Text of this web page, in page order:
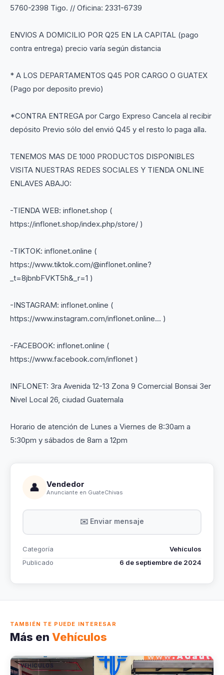
5760-2398 Tigo. // Oficina: 2331-6739
ENVIOS A DOMICILIO POR Q25 EN LA CAPITAL (pago
contra entrega) precio varía según distancia
* A LOS DEPARTAMENTOS Q45 POR CARGO O GUATEX
(Pago por deposito previo)
*CONTRA ENTREGA por Cargo Expreso Cancela al recibir
depósito Previo sólo del envió Q45 y el resto lo paga alla.
TENEMOS MAS DE 1000 PRODUCTOS DISPONIBLES
VISITA NUESTRAS REDES SOCIALES Y TIENDA ONLINE
ENLAVES ABAJO:
-TIENDA WEB: inflonet.shop (
https://inflonet.shop/index.php/store/ )
-TIKTOK: inflonet.online (
https://www.tiktok.com/@inflonet.online?
_t=8jbnbFVKT5h&_r=1 )
-INSTAGRAM: inflonet.online (
https://www.instagram.com/inflonet.online... )
-FACEBOOK: inflonet.online (
https://www.facebook.com/inflonet )
INFLONET: 3ra Avenida 12-13 Zona 9 Comercial Bonsai 3er
Nivel Local 26, ciudad Guatemala
Horario de atención de Lunes a Viernes de 8:30am a
5:30pm y sábados de 8am a 12pm
👤 Vendedor
Anunciante en GuateChivas
✉️ Enviar mensaje
Categoría
Vehículos
Publicado
6 de septiembre de 2024
TAMBIÉN TE PUEDE INTERESAR
Más en Vehículos
VEHÍCULOS